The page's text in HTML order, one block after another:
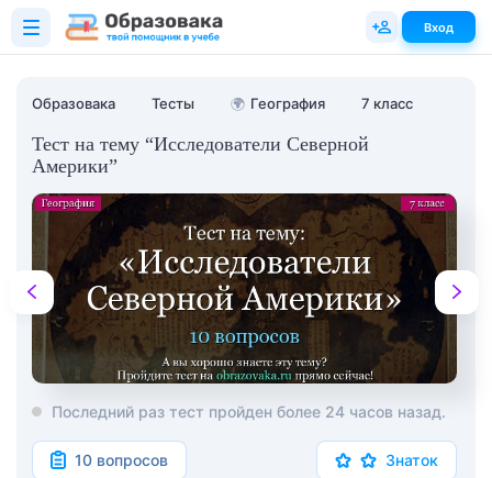
Образовака Тесты 🌍 География 7 класс
Тест на тему “Исследователи Северной
Америки”
Последний раз тест пройден более 24 часов назад.
10 вопросов Знаток
Вход